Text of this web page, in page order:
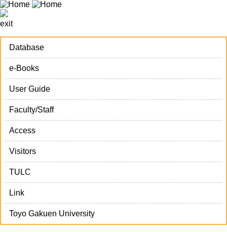
exit
Database
e-Books
User Guide
Faculty/Staff
Access
Visitors
TULC
Link
Toyo Gakuen University